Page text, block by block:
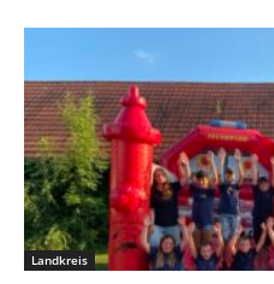
Landkreis